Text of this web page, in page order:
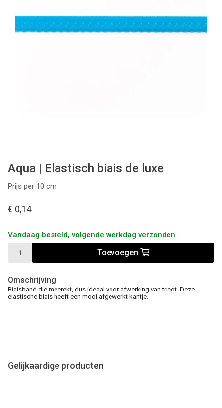
Tips & tricks
Aqua | Elastisch biais de luxe
Prijs per 10 cm
€ 0,14
Vandaag besteld, volgende werkdag verzonden
Toevoegen
Omschrijving
Biaisband die meerekt, dus ideaal voor afwerking van tricot. Deze
elastische biais heeft een mooi afgewerkt kantje.
Gelijkaardige producten